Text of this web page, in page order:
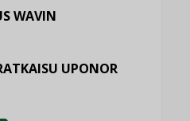
WAVIN
UPONOR